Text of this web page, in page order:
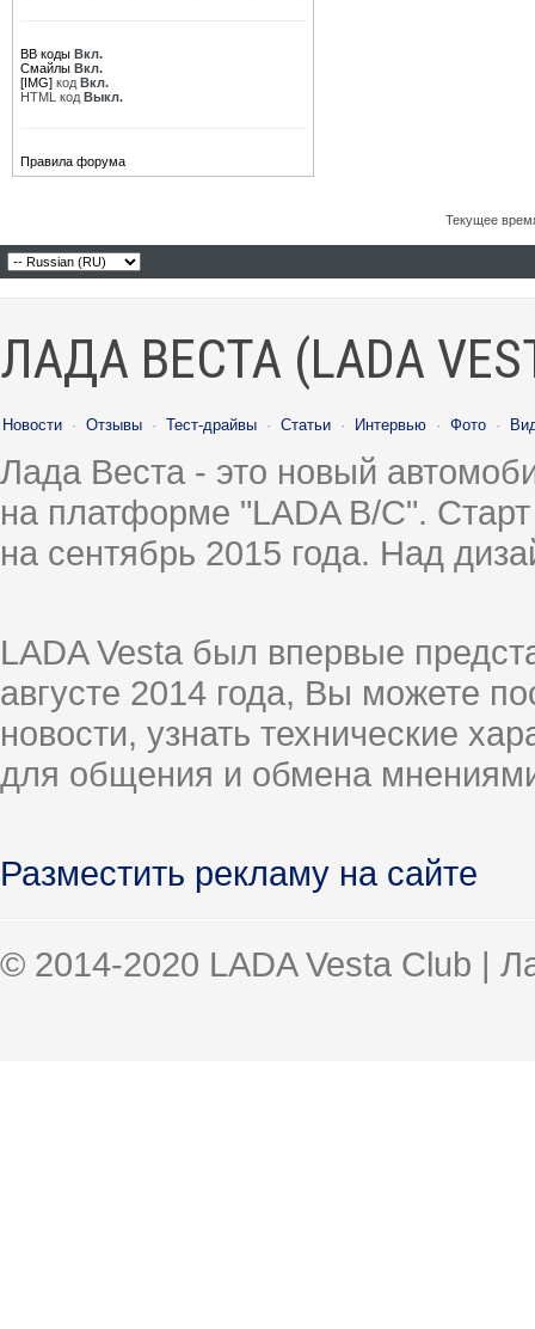
BB коды Вкл.
Смайлы Вкл.
[IMG] код Вкл.
HTML код Выкл.
Правила форума
Текущее
ЛАДА ВЕСТА (LADA
Новости · Отзывы · Тест-драйвы · Статьи · Интервью · Фото ·
Лада Веста - это новый
на платформе "LADA B/C".
на сентябрь 2015 года. Над
LADA Vesta был впервые
августе 2014 года, Вы можете
новости, узнать технические
для общения и обмена
Разместить рекламу на сайте
© 2014-2020 LADA Vesta Club |